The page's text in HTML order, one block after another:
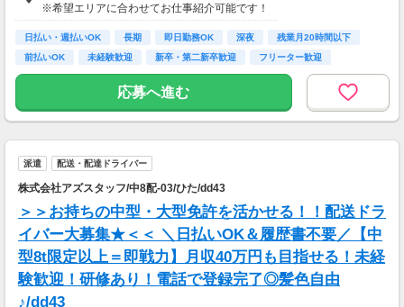
※希望エリアに合わせてお仕事紹介可能です！
日払い・週払いOK 長期 即日勤務OK 深夜
残業月20時間以下
前払いOK
未経験歓迎 新卒・第二新卒歓迎 フリーター歓迎
応募へ進む
派遣 配送・配達ドライバー
株式会社アズスタッフ/中8配-03/ひた/dd43
＞＞お持ちの中型・大型免許を活かせる！！配送ドラ
イバー大募集★＜＜ ＼日払いOK＆履歴書不要／【中
型8t限定以上＝即戦力】月収40万円も目指せる！未経
験歓迎！研修あり！電話で登録完了◎髪色自由
♪/dd43